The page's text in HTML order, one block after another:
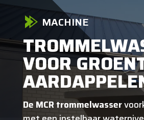
MACHINE
VOOR
De MCR trommelwasser